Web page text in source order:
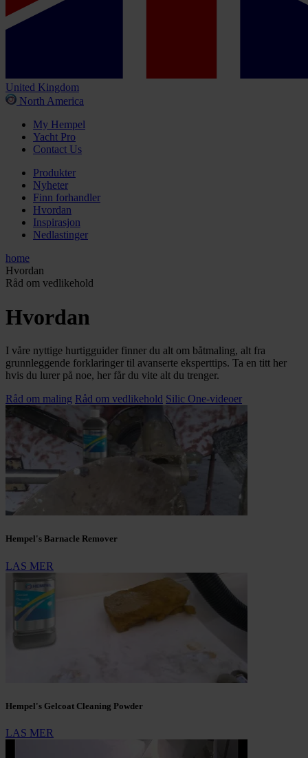
United Kingdom
North America
My Hempel
Yacht Pro
Contact Us
Produkter
Nyheter
Finn forhandler
Hvordan
Inspirasjon
Nedlastinger
home
Hvordan
Råd om vedlikehold
Hvordan
I våre nyttige hurtigguider finner du alt om båtmaling, alt fra
grunnleggende forklaringer til avanserte eksperttips. Ta en titt her
hvis du lurer på noe, her får du vite alt du trenger.
Råd om maling Råd om vedlikehold Silic One-videoer
Hempel's Barnacle Remover
LAS MER
Hempel's Gelcoat Cleaning Powder
LAS MER